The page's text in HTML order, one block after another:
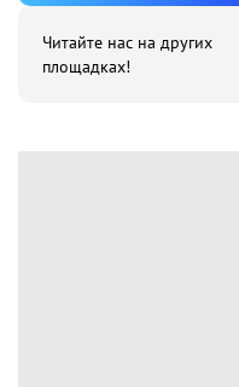
Читайте нас на других
площадках!